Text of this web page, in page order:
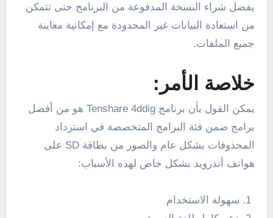
يفضل شراء النسخة المدفوعة من البرنامج حتى تتمكن
من استعادة البيانات غير المحدودة مع إمكانية معاينة
جميع الملفات.
خلاصة الأمر:
يمكن القول بأن برنامج Tenshare 4ddig هو من أفضل
برامج ضمن فئة البرامج المتخصصة في استرداد
المحذوفات بشكل عام والصور من بطاقة SD على
هواتف أندرويد بشكل خاص لهذه الأسباب:
سهولة الاستخدام